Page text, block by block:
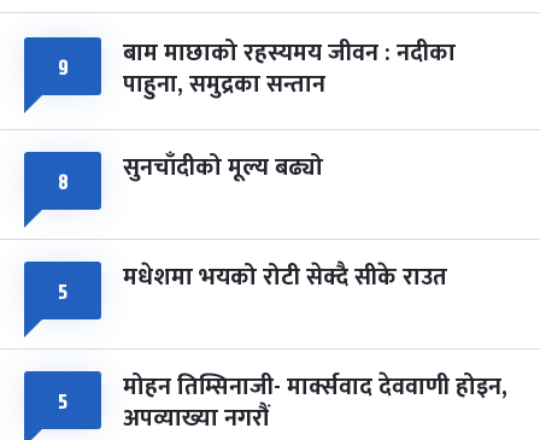
८ फागुपूर्णिमा
चैत्र ८, २०८३-Mar 22, 2027
७ महिना बाँकी
९ बाम माछाको रहस्यमय जीवन : नदीका
पाहुना, समुद्रका सन्तान
८ सुनचाँदीको मूल्य बढ्यो
५ मधेशमा भयको रोटी सेक्दै सीके राउत
५ मोहन तिम्सिनाजी- मार्क्सवाद देववाणी होइन,
अपव्याख्या नगरौं